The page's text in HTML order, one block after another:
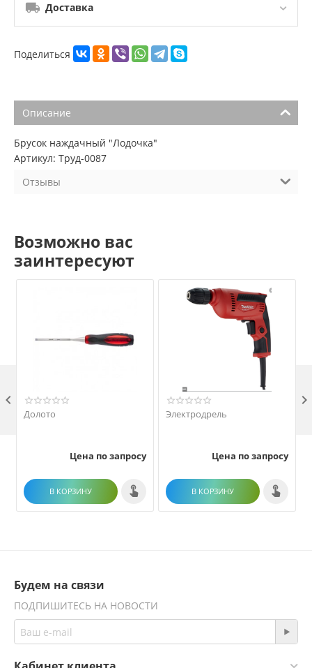
Доставка
Поделиться
Описание
Брусок наждачный "Лодочка"
Артикул: Труд-0087
Отзывы
Возможно вас
заинтересуют
Долото
Цена по запросу
В КОРЗИНУ
Электродрель
Цена по запросу
В КОРЗИНУ
 
Будем на связи
ПОДПИШИТЕСЬ НА НОВОСТИ